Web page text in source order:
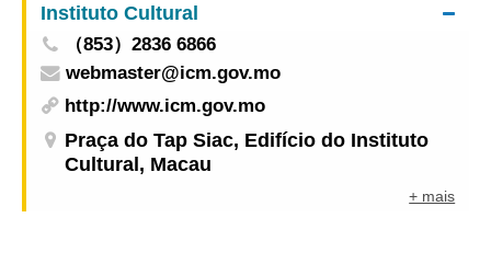
Instituto Cultural
（853）2836 6866
webmaster@icm.gov.mo
http://www.icm.gov.mo
Praça do Tap Siac, Edifício do Instituto
Cultural, Macau
+ mais